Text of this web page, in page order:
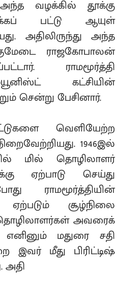
அந்த வழக்கில் தூக்கு
பட்டு ஆயுள்
அதிலிருந்து அந்த
ராஜகோபாலன்
ராமமூர்த்தி
கட்சியின்
சென்று பேசினார்.
வெளியேற்ற
1946இல்
மில் தொழிலாளர்
ஏற்பாடு செய்து
ராமமூர்த்தியின்
ஏற்படும் சூழ்நிலை
அவரைக்
எனினும் மதுரை சதி
மீது பிரிட்டிஷ்
அதி